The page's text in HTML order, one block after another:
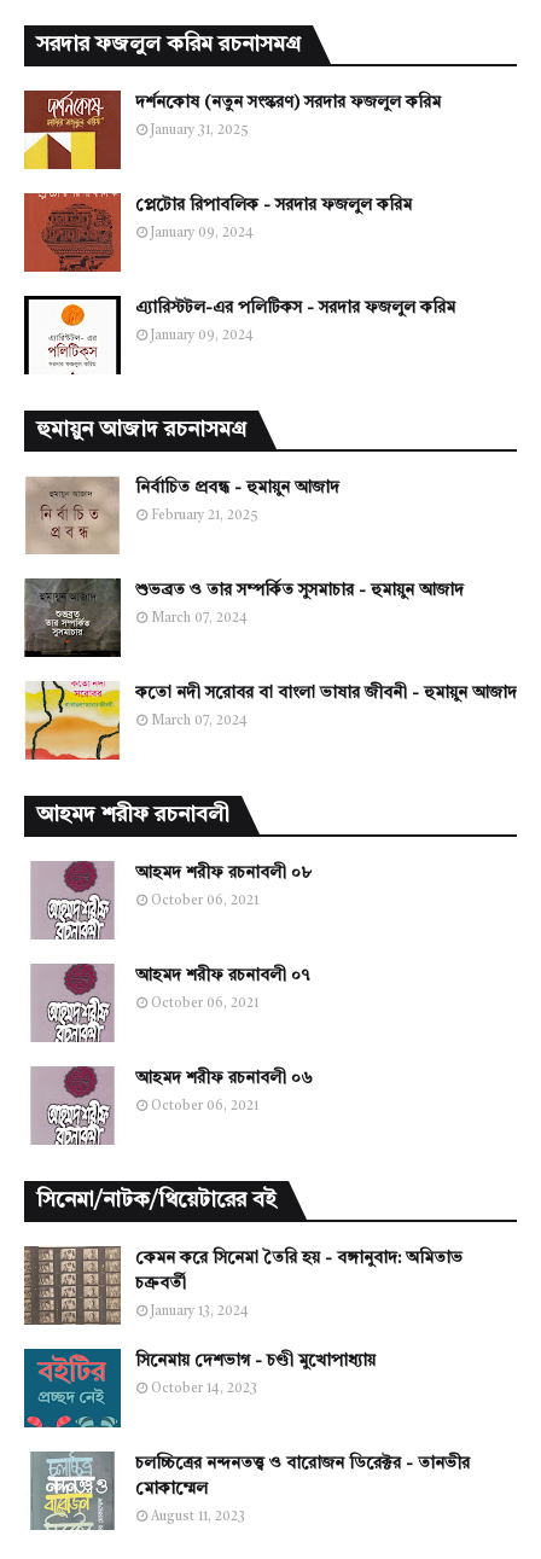
সরদার ফজলুল করিম রচনাসমগ্র
দর্শনকোষ (নতুন সংস্করণ) সরদার ফজলুল করিম
January 31, 2025
প্লেটোর রিপাবলিক - সরদার ফজলুল করিম
January 09, 2024
এ্যারিস্টটল-এর পলিটিকস - সরদার ফজলুল করিম
January 09, 2024
হুমায়ুন আজাদ রচনাসমগ্র
নির্বাচিত প্রবন্ধ - হুমায়ুন আজাদ
February 21, 2025
শুভব্রত ও তার সম্পর্কিত সুসমাচার - হুমায়ুন আজাদ
March 07, 2024
কতো নদী সরোবর বা বাংলা ভাষার জীবনী - হুমায়ুন আজাদ
March 07, 2024
আহমদ শরীফ রচনাবলী
আহমদ শরীফ রচনাবলী ০৮
October 06, 2021
আহমদ শরীফ রচনাবলী ০৭
October 06, 2021
আহমদ শরীফ রচনাবলী ০৬
October 06, 2021
সিনেমা/নাটক/থিয়েটারের বই
কেমন করে সিনেমা তৈরি হয় - বঙ্গানুবাদ: অমিতাভ
চক্রবর্তী
January 13, 2024
সিনেমায় দেশভাগ - চণ্ডী মুখোপাধ্যায়
October 14, 2023
চলচ্চিত্রের নন্দনতত্ত্ব ও বারোজন ডিরেক্টর - তানভীর
মোকাম্মেল
August 11, 2023